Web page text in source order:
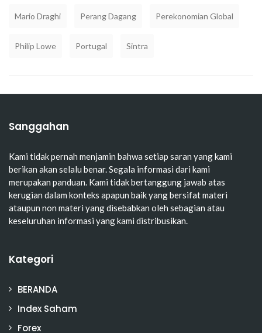
Mario Draghi Perang Dagang Perekonomian Global
Philip Lowe Portugal Sintra
Sanggahan
Kami tidak pernah menjamin bahwa setiap saran yang kami
berikan akan selalu benar. Segala informasi dari kami
merupakan panduan. Kami tidak bertanggung jawab atas
kerugian dalam konteks apapun baik yang bersifat materi
ataupun non materi yang disebabkan oleh sebagian atau
keseluruhan informasi yang kami distribusikan.
Kategori
BERANDA
Index Saham
Forex